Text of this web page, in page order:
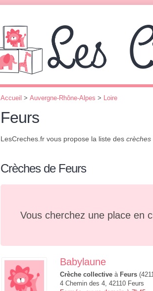
Accueil > Auvergne-Rhône-Alpes > Loire
Feurs
LesCreches.fr vous propose la liste des crèches
Crèches de Feurs
Vous cherchez une place en
Babylaune
Crèche collective à Feurs
4 Chemin des 4, 42110 Feurs